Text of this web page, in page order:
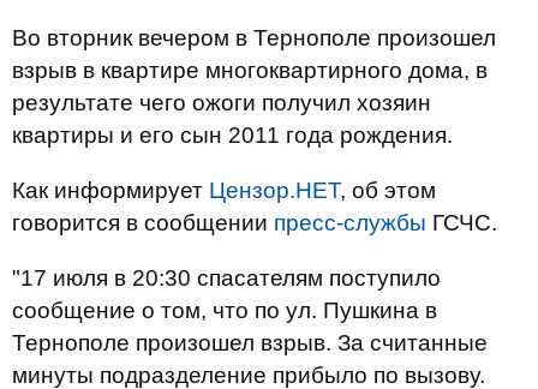
Во вторник вечером в Тернополе произошел
взрыв в квартире многоквартирного дома, в
результате чего ожоги получил хозяин
квартиры и его сын 2011 года рождения.
Как информирует Цензор.НЕТ, об этом
говорится в сообщении пресс-службы ГСЧС.
"17 июля в 20:30 спасателям поступило
сообщение о том, что по ул. Пушкина в
Тернополе произошел взрыв. За считанные
минуты подразделение прибыло по вызову.